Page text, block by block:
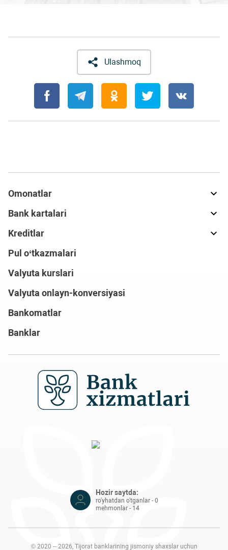
Ulashmoq
Omonatlar
Bank kartalari
Kreditlar
Pul o‘tkazmalari
Valyuta kurslari
Valyuta onlayn-konversiyasi
Bankomatlar
Banklar
Hozir saytda:
ro'yhatdan o'tganlar - 0
mehmonlar - 14
© 2020 – 2026, Tijorat banklarining jismoniy shaxslar uchun